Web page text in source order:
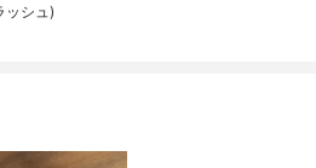
ッシュ)